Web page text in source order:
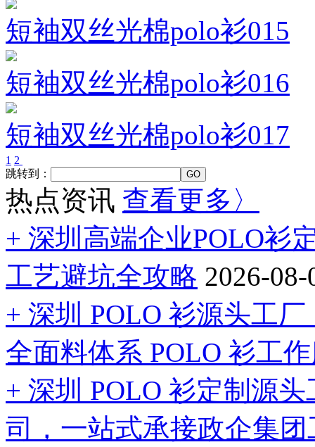
短袖双丝光棉polo衫015
短袖双丝光棉polo衫016
短袖双丝光棉polo衫017
1 2
跳转到：
热点资讯 查看更多〉
+ 深圳高端企业POLO衫
工艺避坑全攻略 2026-08-
+ 深圳 POLO 衫源头工
全面料体系 POLO 衫工
+ 深圳 POLO 衫定制源
司，一站式承接政企集